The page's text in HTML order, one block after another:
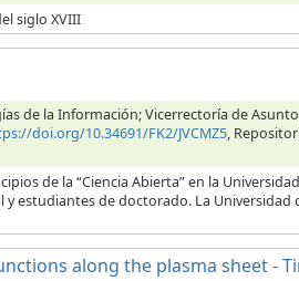
siglo XVIII
de la Información; Vicerrectoría de
doi.org/10.34691/FK2/JVCMZ5,
de la “Ciencia Abierta” en la
estudiantes de doctorado. La Universidad
along the plasma sheet -